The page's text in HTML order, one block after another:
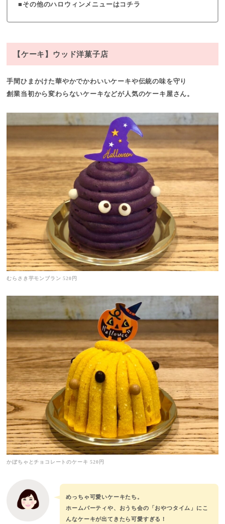
その他のハロウィンメニューはコチラ
【ケーキ】ウッド洋菓子店
手間ひまかけた華やかでかわいいケーキや伝統の味を守り
創業当初から変わらないケーキなどが人気のケーキ屋さん。
むらさき芋モンブラン 520円
かぼちゃとチョコレートのケーキ 520円
めっちゃ可愛いケーキたち。
ホームパーティや、おうち会の「おやつタイム」にこ
んなケーキが出てきたら可愛すぎる！